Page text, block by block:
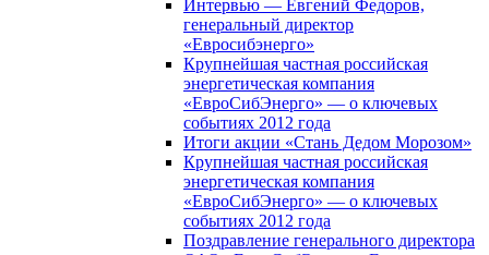
Интервью — Евгений Федоров,
генеральный директор
«Евросибэнерго»
Крупнейшая частная российская
энергетическая компания
«ЕвроСибЭнерго» — о ключевых
событиях 2012 года
Итоги акции «Стань Дедом Морозом»
Крупнейшая частная российская
энергетическая компания
«ЕвроСибЭнерго» — о ключевых
событиях 2012 года
Поздравление генерального директора